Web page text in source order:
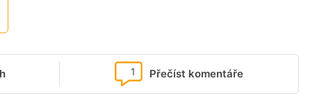
Přečíst komentáře
1